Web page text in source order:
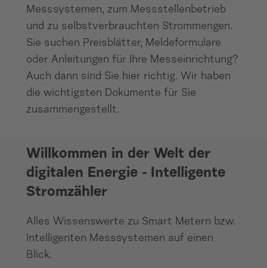
Messsystemen, zum Messstellenbetrieb
und zu selbstverbrauchten Strommengen.
Sie suchen Preisblätter, Meldeformulare
oder Anleitungen für Ihre Messeinrichtung?
Auch dann sind Sie hier richtig. Wir haben
die wichtigsten Dokumente für Sie
zusammengestellt.
Willkommen in der Welt der
digitalen Energie - Intelligente
Stromzähler
Alles Wissenswerte zu Smart Metern bzw.
Intelligenten Messsystemen auf einen
Blick.